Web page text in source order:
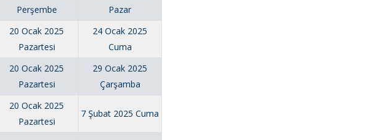
Perşembe
Pazar
20 Ocak 2025
Pazartesi
24 Ocak 2025
Cuma
20 Ocak 2025
Pazartesi
29 Ocak 2025
Çarşamba
20 Ocak 2025
Pazartesi
7 Şubat 2025 Cuma